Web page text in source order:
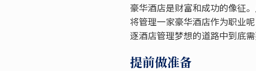
豪华酒店是财富和成功的像征
将管理一家豪华酒店作为职业
逐酒店管理梦想的道路中到底需
提前做准备